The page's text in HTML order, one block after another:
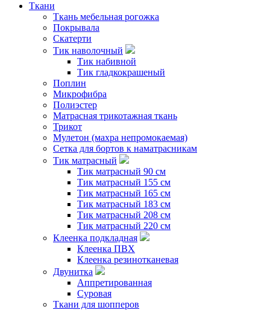
Ткани
Ткань мебельная рогожка
Покрывала
Скатерти
Тик наволочный
Тик набивной
Тик гладкокрашеный
Поплин
Микрофибра
Полиэстер
Матрасная трикотажная ткань
Трикот
Мулетон (махра непромокаемая)
Сетка для бортов к наматрасникам
Тик матрасный
Тик матрасный 90 см
Тик матрасный 155 см
Тик матрасный 165 см
Тик матрасный 183 см
Тик матрасный 208 см
Тик матрасный 220 см
Клеенка подкладная
Клеенка ПВХ
Клеенка резинотканевая
Двунитка
Аппретированная
Суровая
Ткани для шопперов